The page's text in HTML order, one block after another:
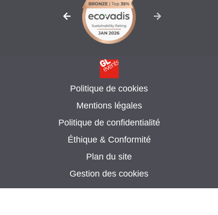
Politique de cookies
Mentions légales
Politique de confidentialité
Éthique & Conformité
Plan du site
Gestion des cookies